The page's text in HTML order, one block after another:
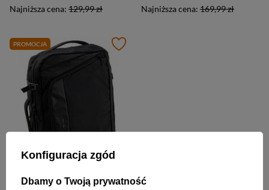
Najniższa cena: 129,99 zł Najniższa cena: 169,99 zł
PROMOCJA
-5%
Konfiguracja zgód
Dbamy o Twoją prywatność